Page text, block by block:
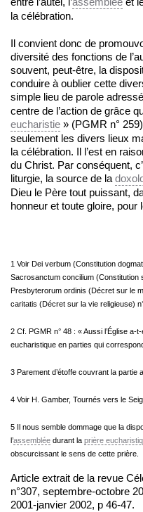
la célébration.
Il convient donc de
diversité des fonctions de
souvent, peut-être, la
conduire à oublier cette
simple lieu de parole
centre de l’action de grâce
eucharistie » (PGMR n°
seulement les divers lieux
la célébration. Il l’est en
du Christ. Par conséquent,
liturgie, la source de la
Dieu le Père tout puissant,
honneur et toute gloire,
1 Voir Dei verbum (Constitution
Sacrosanctum concilium (Constitution
Presbyterorum ordinis (Décret sur le
caritatis (Décret sur la vie religieuse)
2 Cf. PGMR n° 48 : « Aussi l’Église a-
eucharistique en parties qui
3 Parement d’étoffe couvrant la partie
4 Voir H. Gamber, Tournés vers le
5 Il nous semble dommage que la
l’assemblée durant la prière
obscurcissant le sens de cette prière.
Article extrait de la revue
n°307, septembre-octobre
2001-janvier 2002, p 46-47.